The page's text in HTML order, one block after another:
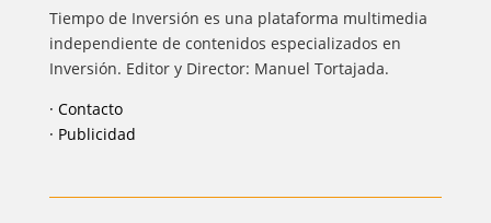
Tiempo de Inversión es una plataforma multimedia
independiente de contenidos especializados en
Inversión. Editor y Director: Manuel Tortajada.
· Contacto
· Publicidad